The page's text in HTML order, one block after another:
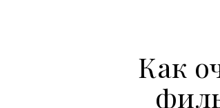
Как